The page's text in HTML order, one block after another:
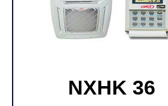
NXHK 36